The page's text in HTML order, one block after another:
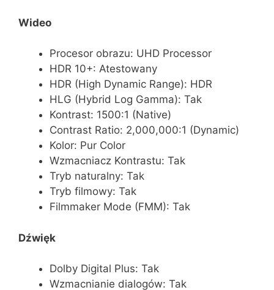
Wideo
Procesor obrazu: UHD Processor
HDR 10+: Atestowany
HDR (High Dynamic Range): HDR
HLG (Hybrid Log Gamma): Tak
Kontrast: 1500:1 (Native)
Contrast Ratio: 2,000,000:1 (Dynamic)
Kolor: Pur Color
Wzmacniacz Kontrastu: Tak
Tryb naturalny: Tak
Tryb filmowy: Tak
Filmmaker Mode (FMM): Tak
Dźwięk
Dolby Digital Plus: Tak
Wzmacnianie dialogów: Tak